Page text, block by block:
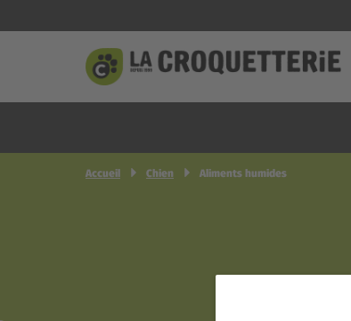
Accueil Chien Aliments humides